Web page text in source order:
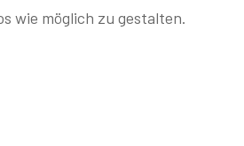
wie möglich zu gestalten.